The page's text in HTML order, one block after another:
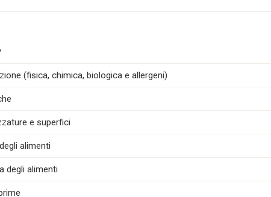
(fisica, chimica, biologica e allergeni)
e superfici
alimenti
degli alimenti